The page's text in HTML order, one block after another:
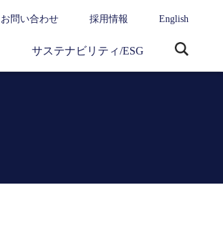
お問い合わせ 採用情報 English
サステナビリティ/ESG